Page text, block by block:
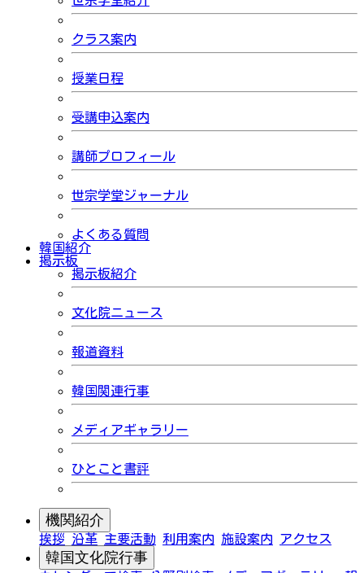
クラス案内
授業日程
受講申込案内
講師プロフィール
世宗学堂ジャーナル
よくある質問
韓国紹介
掲示板
掲示板紹介
文化院ニュース
報道資料
韓国関連行事
メディアギャラリー
ひとこと書評
機関紹介
挨拶 沿革 主要活動 利用案内 施設案内 アクセス
韓国文化院行事